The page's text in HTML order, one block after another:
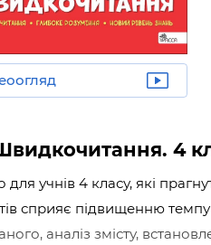
4
для учнів 4 класу, які
сприяє підвищенню
аналіз змісту,